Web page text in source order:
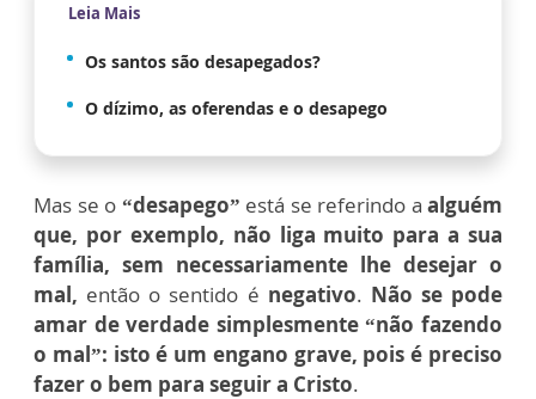
Leia Mais
Os santos são desapegados?
O dízimo, as oferendas e o desapego
Mas se o “desapego” está se referindo a alguém
que, por exemplo, não liga muito para a sua
família, sem necessariamente lhe desejar o
mal, então o sentido é negativo. Não se pode
amar de verdade simplesmente “não fazendo
o mal”: isto é um engano grave, pois é preciso
fazer o bem para seguir a Cristo.